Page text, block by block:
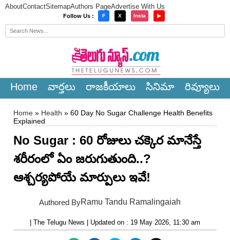
AboutContactSitemapAuthors PageAdvertise With Us
Follow Us : F X Insta ▶
Home వార్త‌లు రాజ‌కీయాలు సినిమా రివ్యూలు
Home » Health » 60 Day No Sugar Challenge Health Benefits
Explained
No Sugar : 60 రోజులు చక్కెర మానేస్తే
శరీరంలో ఏం జరుగుతుంది..?
ఆశ్చర్యపోయే మార్పులు ఇవే!
Authored ByRamu Tandu Ramalingaiah
| The Telugu News | Updated on : 19 May 2026, 11:30 am